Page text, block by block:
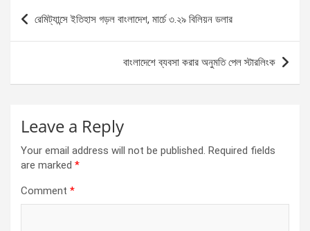
b
o
n
g
A
Post
navigation
রেমিট্যান্সে ইতিহাস গড়ল বাংলাদেশ, মার্চে ৩.২৯ বিলিয়ন ডলার
বাংলাদেশে ব্যবসা করার অনুমতি পেল স্টারলিংক
Leave a Reply
Your email address will not be published. Required fields
are marked *
Comment *